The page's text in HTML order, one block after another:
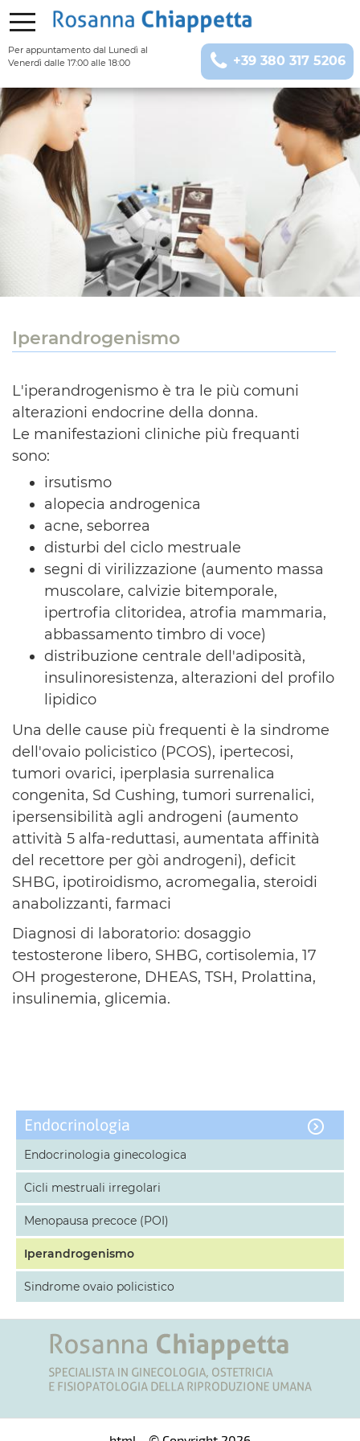
Per appuntamento dal Lunedì al
Venerdì dalle 17:00 alle 18:00
+39 380 317 5206
Endocrinologia
Endocrinologia ginecologica
Cicli mestruali irregolari
Menopausa precoce (POI)
Iperandrogenismo
Sindrome ovaio policistico
Iperandrogenismo
L'iperandrogenismo è tra le più comuni
alterazioni endocrine della donna.
Le manifestazioni cliniche più frequanti
sono:
irsutismo
alopecia androgenica
acne, seborrea
disturbi del ciclo mestruale
segni di virilizzazione (aumento massa
muscolare, calvizie bitemporale,
ipertrofia clitoridea, atrofia mammaria,
abbassamento timbro di voce)
distribuzione centrale dell'adiposità,
insulinoresistenza, alterazioni del profilo
lipidico
Una delle cause più frequenti è la sindrome
dell'ovaio policistico (PCOS), ipertecosi,
tumori ovarici, iperplasia surrenalica
congenita, Sd Cushing, tumori surrenalici,
ipersensibilità agli androgeni (aumento
attività 5 alfa-reduttasi, aumentata affinità
del recettore per gòi androgeni), deficit
SHBG, ipotiroidismo, acromegalia, steroidi
anabolizzanti, farmaci
Diagnosi di laboratorio: dosaggio
testosterone libero, SHBG, cortisolemia, 17
OH progesterone, DHEAS, TSH, Prolattina,
insulinemia, glicemia.